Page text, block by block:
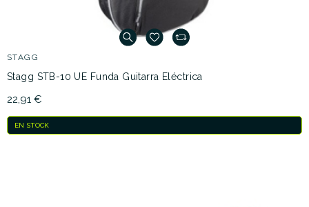
STAGG
Stagg STB-10 UE Funda Guitarra Eléctrica
22,91 €
EN STOCK